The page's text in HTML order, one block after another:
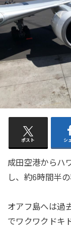
ポスト シ
成田空港からハ
し、約6時間半
オアフ島へは過
でワクワクドキ